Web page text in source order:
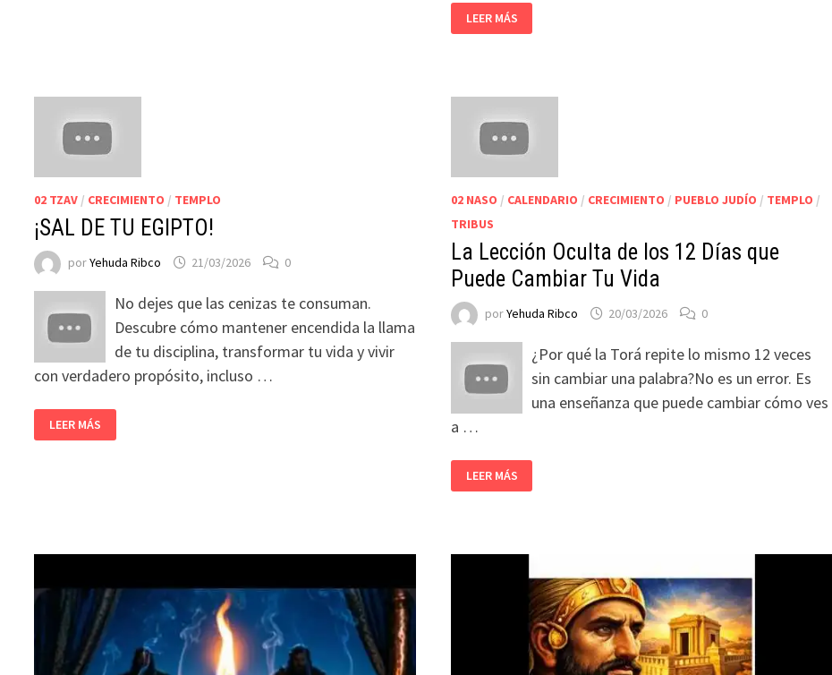
LEER MÁS
02 TZAV / CRECIMIENTO / TEMPLO
¡SAL DE TU EGIPTO!
porYehuda Ribco 21/03/2026 0
No dejes que las cenizas te consuman.
Descubre cómo mantener encendida la llama
de tu disciplina, transformar tu vida y vivir
con verdadero propósito, incluso …
LEER MÁS
02 NASO / CALENDARIO / CRECIMIENTO / PUEBLO JUDÍO / TEMPLO /
TRIBUS
La Lección Oculta de los 12 Días que
Puede Cambiar Tu Vida
porYehuda Ribco 20/03/2026 0
¿Por qué la Torá repite lo mismo 12 veces
sin cambiar una palabra?No es un error. Es
una enseñanza que puede cambiar cómo ves
a …
LEER MÁS